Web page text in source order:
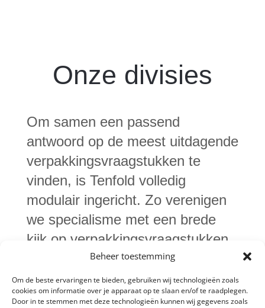
Beheer toestemming
Om de beste ervaringen te bieden, gebruiken wij technologieën zoals
cookies om informatie over je apparaat op te slaan en/of te raadplegen.
Door in te stemmen met deze technologieën kunnen wij gegevens zoals
Onze divisies
Om samen een passend
antwoord op de meest uitdagende
verpakkingsvraagstukken te
vinden, is Tenfold volledig
modulair ingericht. Zo verenigen
we specialisme met een brede
kijk op verpakkingsvraagstukken.
Maak kennis met onze divisies: